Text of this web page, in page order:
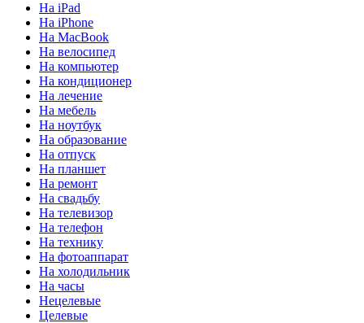
На iPad
На iPhone
На MacBook
На велосипед
На компьютер
На кондиционер
На лечение
На мебель
На ноутбук
На образование
На отпуск
На планшет
На ремонт
На свадьбу
На телевизор
На телефон
На технику
На фотоаппарат
На холодильник
На часы
Нецелевые
Целевые